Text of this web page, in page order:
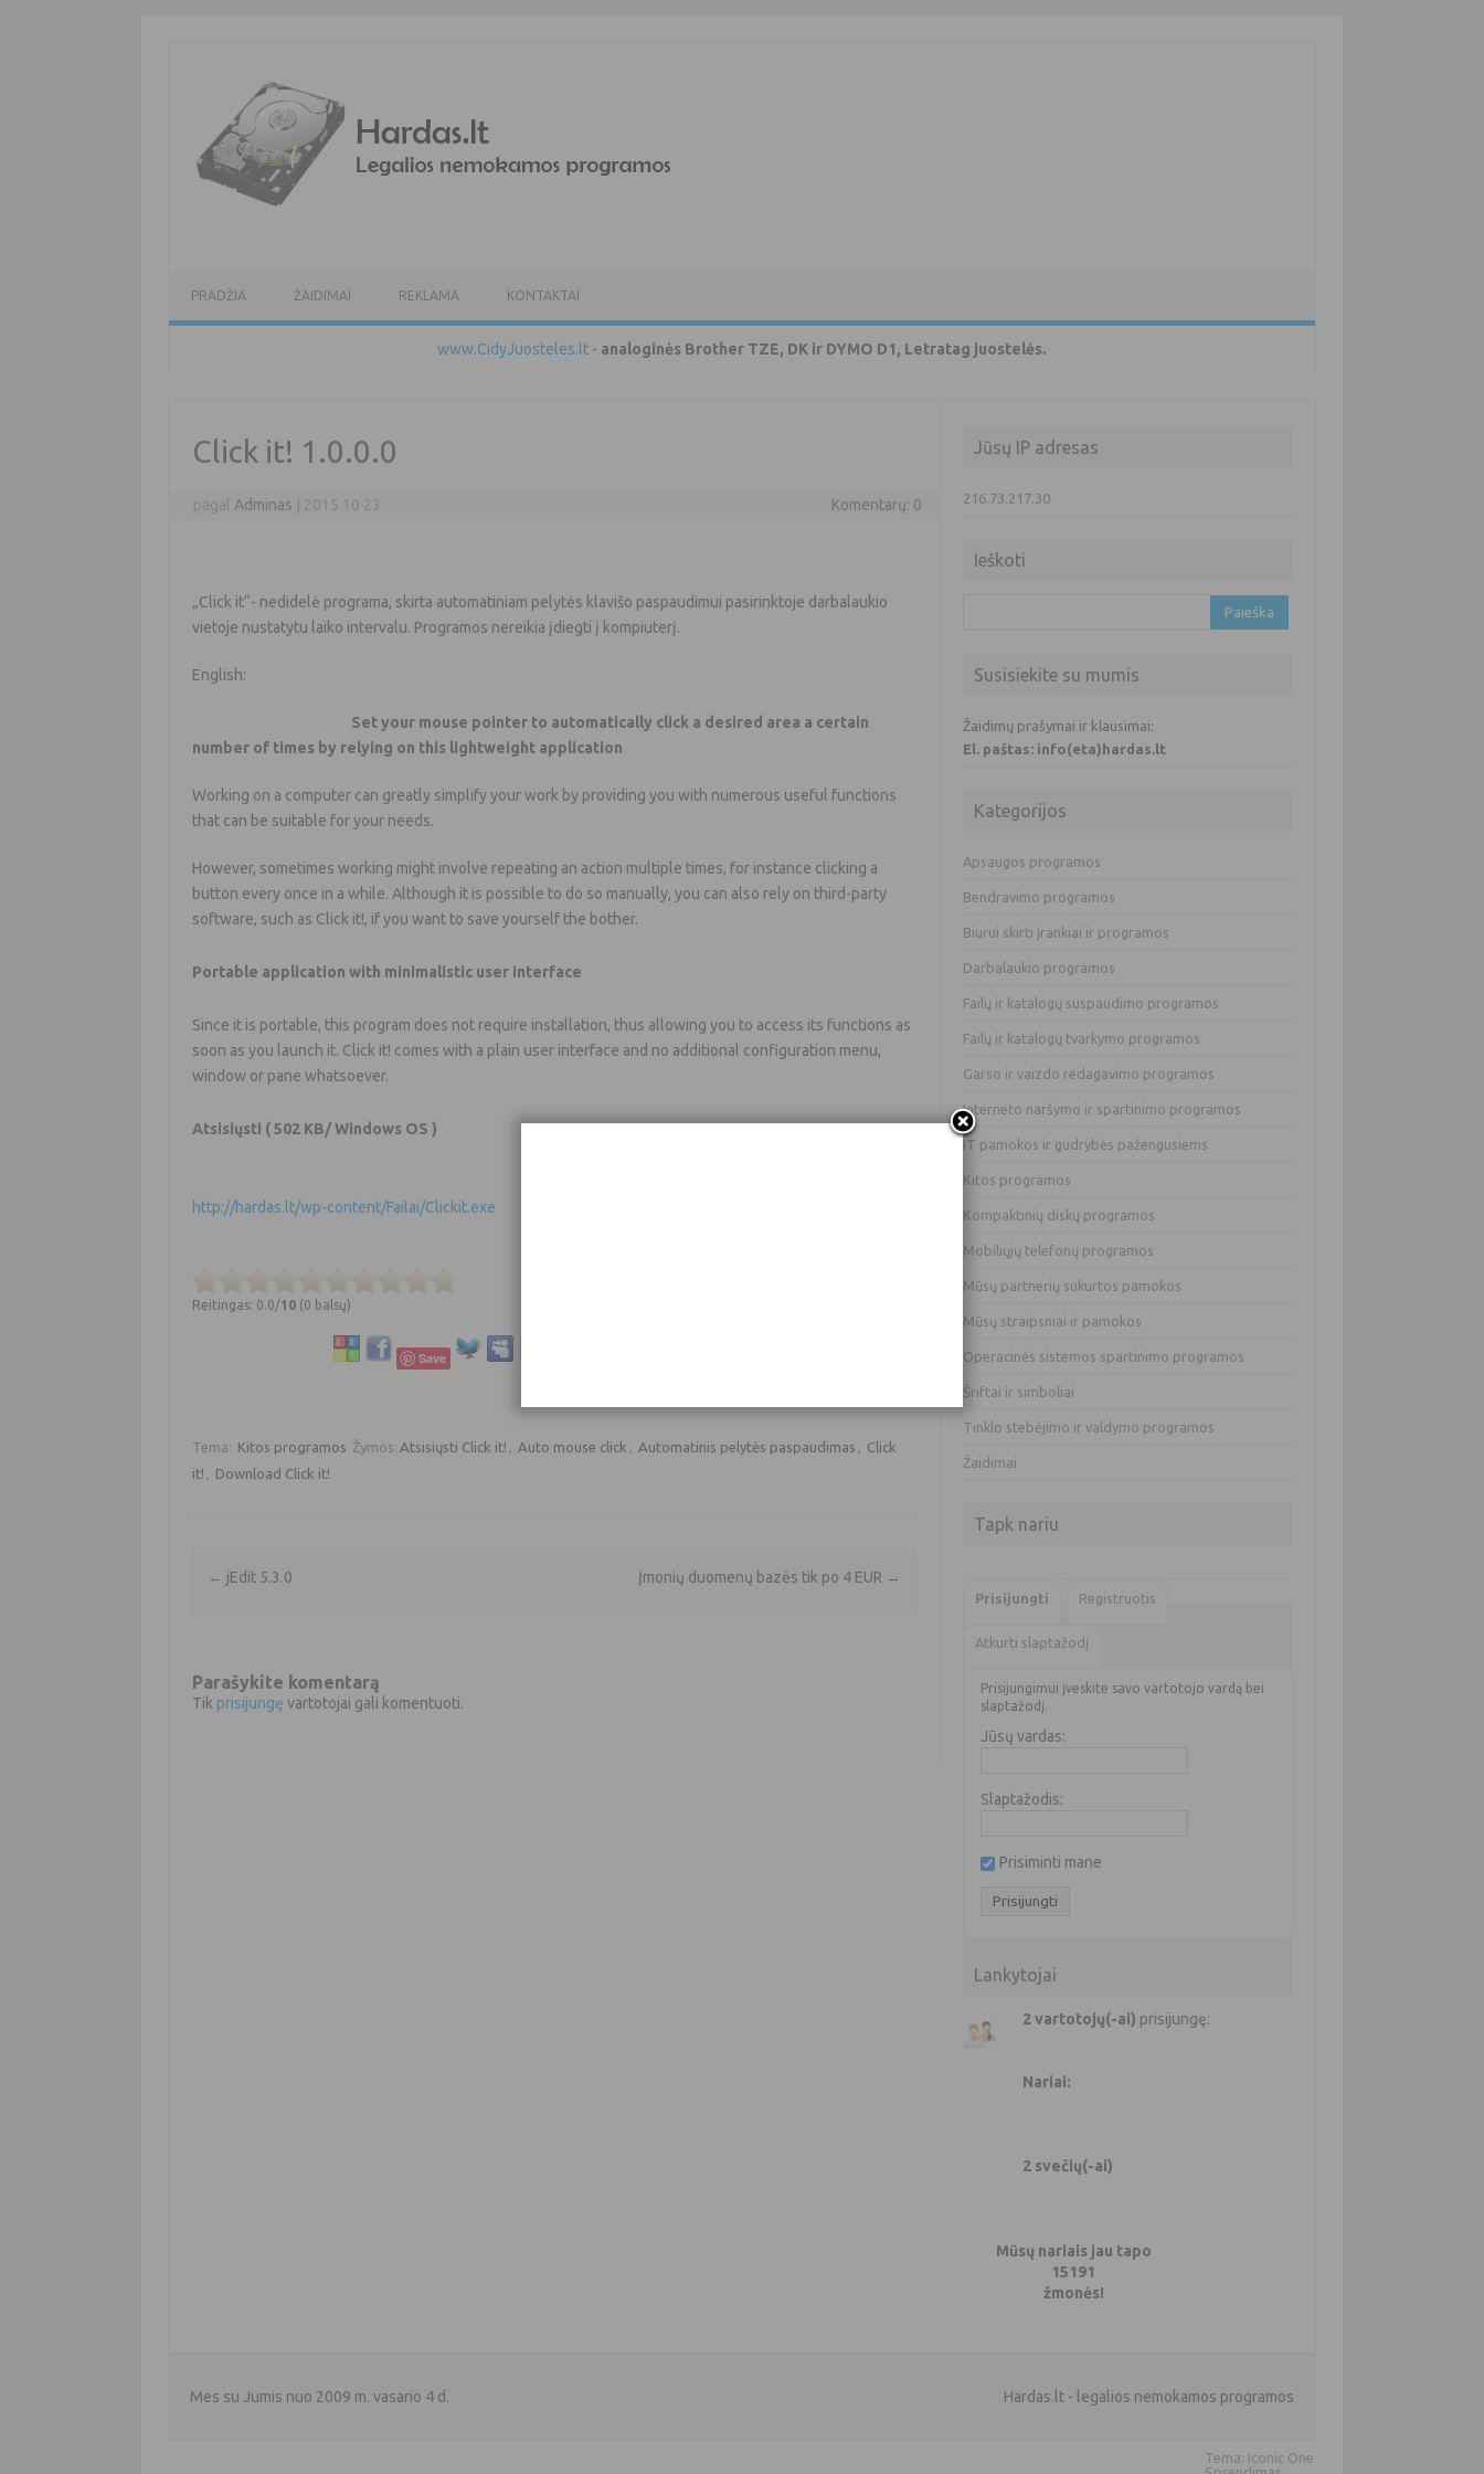
PRADŽIA ŽAIDIMAI REKLAMA KONTAKTAI
www.CidyJuosteles.lt - analoginės Brother TZE, DK ir DYMO D1, Letratag juostelės.
Click it! 1.0.0.0
pagal Adminas 2015 10 23 Komentarų: 0
„Click it“- nedidelė programa, skirta automatiniam pelytės klavišo paspaudimui pasirinktoje darbalaukio
vietoje nustatytu laiko intervalu. Programos nereikia įdiegti į kompiuterį.
English:
Set your mouse pointer to automatically click a desired area a certain
number of times by relying on this lightweight application
Working on a computer can greatly simplify your work by providing you with numerous useful functions
that can be suitable for your needs.
However, sometimes working might involve repeating an action multiple times, for instance clicking a
button every once in a while. Although it is possible to do so manually, you can also rely on third-party
software, such as Click it!, if you want to save yourself the bother.
Portable application with minimalistic user interface
Since it is portable, this program does not require installation, thus allowing you to access its functions as
soon as you launch it. Click it! comes with a plain user interface and no additional configuration menu,
window or pane whatsoever.
Atsisiųsti ( 502 KB/ Windows OS )
http://hardas.lt/wp-content/Failai/Clickit.exe
Reitingas: 0.0/10(0 balsų)
Save
Tema: Kitos programos Žymos: Atsisiųsti Click it! , Auto mouse click , Automatinis pelytės paspaudimas , Click
it! , Download Click it!
Įrašo navigacija
← jEdit 5.3.0 Įmonių duomenų bazės tik po 4 EUR →
Parašykite komentarą
Tik prisijungę vartotojai gali komentuoti.
Jūsų IP adresas
216.73.217.30
Ieškoti
Susisiekite su mumis
Žaidimų prašymai ir klausimai:
El. paštas: info(eta)hardas.lt
Kategorijos
Apsaugos programos
Bendravimo programos
Biurui skirti įrankiai ir programos
Darbalaukio programos
Failų ir katalogų suspaudimo programos
Failų ir katalogų tvarkymo programos
Garso ir vaizdo redagavimo programos
Interneto naršymo ir spartinimo programos
IT pamokos ir gudrybės pažengusiems
Kitos programos
Kompaktinių diskų programos
Mobiliųjų telefonų programos
Mūsų partnerių sukurtos pamokos
Mūsų straipsniai ir pamokos
Operacinės sistemos spartinimo programos
Šriftai ir simboliai
Tinklo stebėjimo ir valdymo programos
Žaidimai
Tapk nariu
Prisijungti Registruotis
Atkurti slaptažodį
Prisijungimui įveskite savo vartotojo vardą bei
slaptažodį.
Jūsų vardas:
Slaptažodis:
Prisiminti mane
Lankytojai
2 vartotojų(-ai) prisijungę:
Nariai:
2 svečių(-ai)
Mūsų nariais jau tapo
15191
žmonės!
Mes su Jumis nuo 2009 m. vasario 4 d. Hardas.lt - legalios nemokamos programos
Tema: Iconic One